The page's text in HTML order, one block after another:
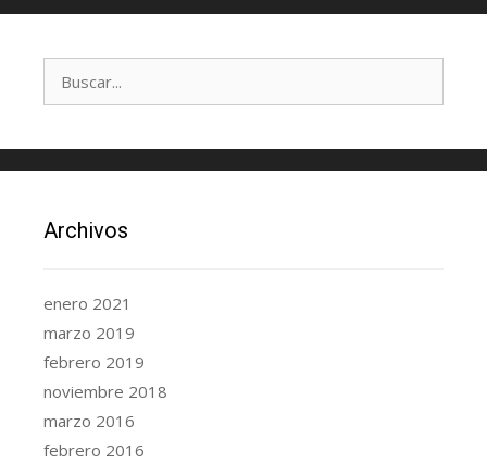
Archivos
enero 2021
marzo 2019
febrero 2019
noviembre 2018
marzo 2016
febrero 2016